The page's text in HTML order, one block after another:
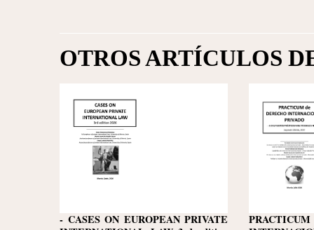
OTROS ARTÍCULOS
- CASES ON EUROPEAN PRIVATE